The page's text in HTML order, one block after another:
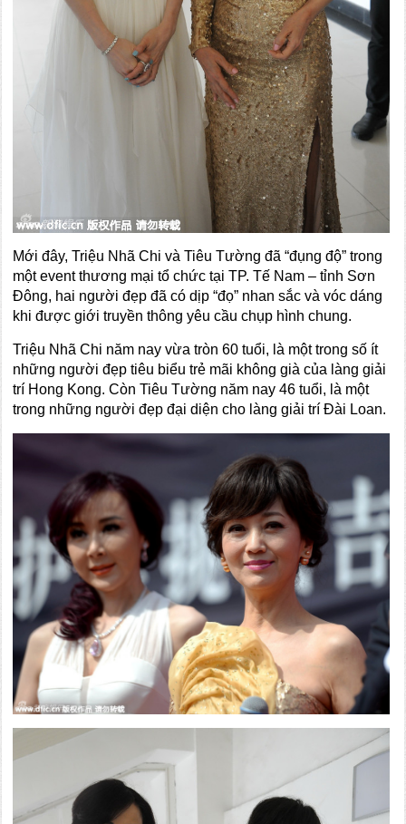
Mới đây, Triệu Nhã Chi và Tiêu Tường đã “đụng độ” trong
một event thương mại tổ chức tại TP. Tế Nam – tỉnh Sơn
Đông, hai người đẹp đã có dịp “đọ” nhan sắc và vóc dáng
khi được giới truyền thông yêu cầu chụp hình chung.
Triệu Nhã Chi năm nay vừa tròn 60 tuổi, là một trong số ít
những người đẹp tiêu biểu trẻ mãi không già của làng giải
trí Hong Kong. Còn Tiêu Tường năm nay 46 tuổi, là một
trong những người đẹp đại diện cho làng giải trí Đài Loan.